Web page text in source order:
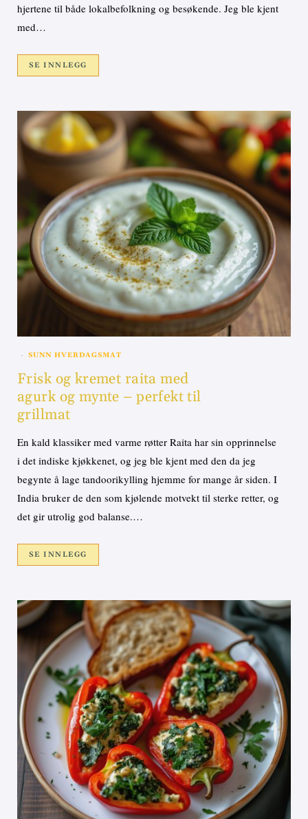
hjertene til både lokalbefolkning og besøkende. Jeg ble kjent
med…
SE INNLEGG
SUNN HVERDAGSMAT
Frisk og kremet raita med
agurk og mynte – perfekt til
grillmat
En kald klassiker med varme røtter Raita har sin opprinnelse
i det indiske kjøkkenet, og jeg ble kjent med den da jeg
begynte å lage tandoorikylling hjemme for mange år siden. I
India bruker de den som kjølende motvekt til sterke retter, og
det gir utrolig god balanse.…
SE INNLEGG